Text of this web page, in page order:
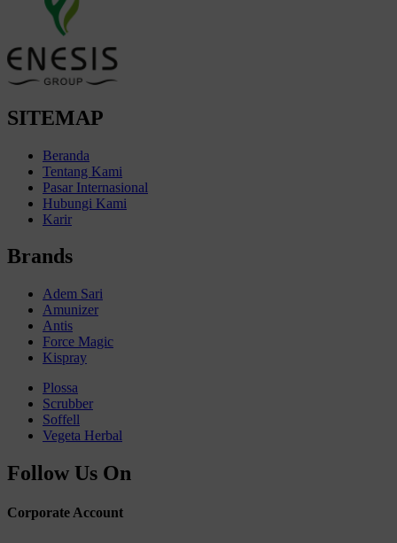
SITEMAP
Beranda
Tentang Kami
Pasar Internasional
Hubungi Kami
Karir
Brands
Adem Sari
Amunizer
Antis
Force Magic
Kispray
Plossa
Scrubber
Soffell
Vegeta Herbal
Follow Us On
Corporate Account